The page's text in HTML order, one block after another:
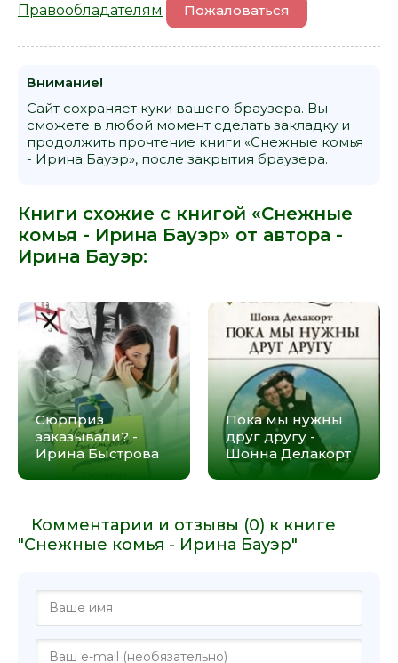
Правообладателям Пожаловаться
Внимание!
Сайт сохраняет куки вашего браузера. Вы
сможете в любой момент сделать закладку и
продолжить прочтение книги «Снежные комья
- Ирина Бауэр», после закрытия браузера.
Книги схожие с книгой «Снежные
комья - Ирина Бауэр» от автора -
Ирина Бауэр:
Сюрприз
заказывали? -
Ирина Быстрова
Пока мы нужны
друг другу -
Шонна Делакорт
Комментарии и отзывы (0) к книге
"Снежные комья - Ирина Бауэр"